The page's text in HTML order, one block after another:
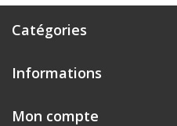
Catégories
Informations
Mon compte